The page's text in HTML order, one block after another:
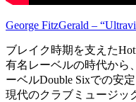
George FitzGerald –
ブレイク時期を支えた
有名レーベルの時代から
ーベルDouble Sixでの安
現代のクラブミュージッ